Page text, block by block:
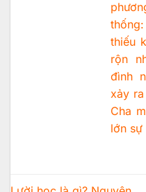
thiếu
rộn
đình
xảy ra
Cha
lớn sự